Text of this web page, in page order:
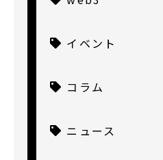
イベント
コラム
ニュース